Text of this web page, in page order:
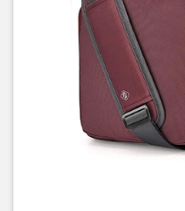
Tính tiện lợi – Dây đeo vai có
mỗi người hoặc cũng có thể
cầm bằng da PU sành điệu,
– Kích thước mô hình phù hợp
– Tương thích: Macbook Pro
Retina 13”/Macbook Air 13”,